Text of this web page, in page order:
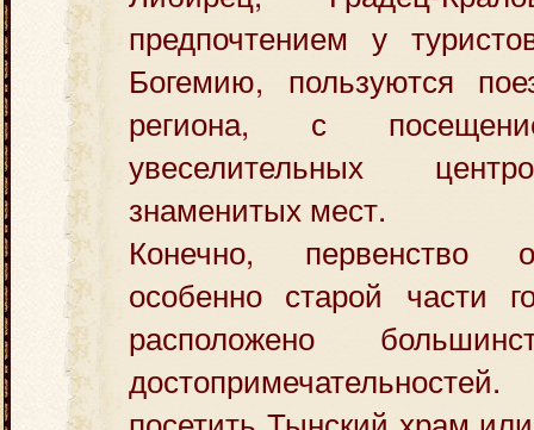
предпочтением у
Богемию, пользуются
региона, с
увеселительных
знаменитых мест.
Конечно, первенство
особенно старой части
расположено